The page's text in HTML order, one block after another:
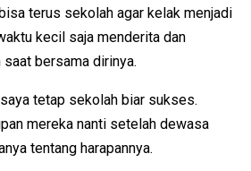
terus sekolah agar kelak menjadi
kecil saja menderita dan
bersama dirinya.
tetap sekolah biar sukses.
mereka nanti setelah dewasa
tentang harapannya.